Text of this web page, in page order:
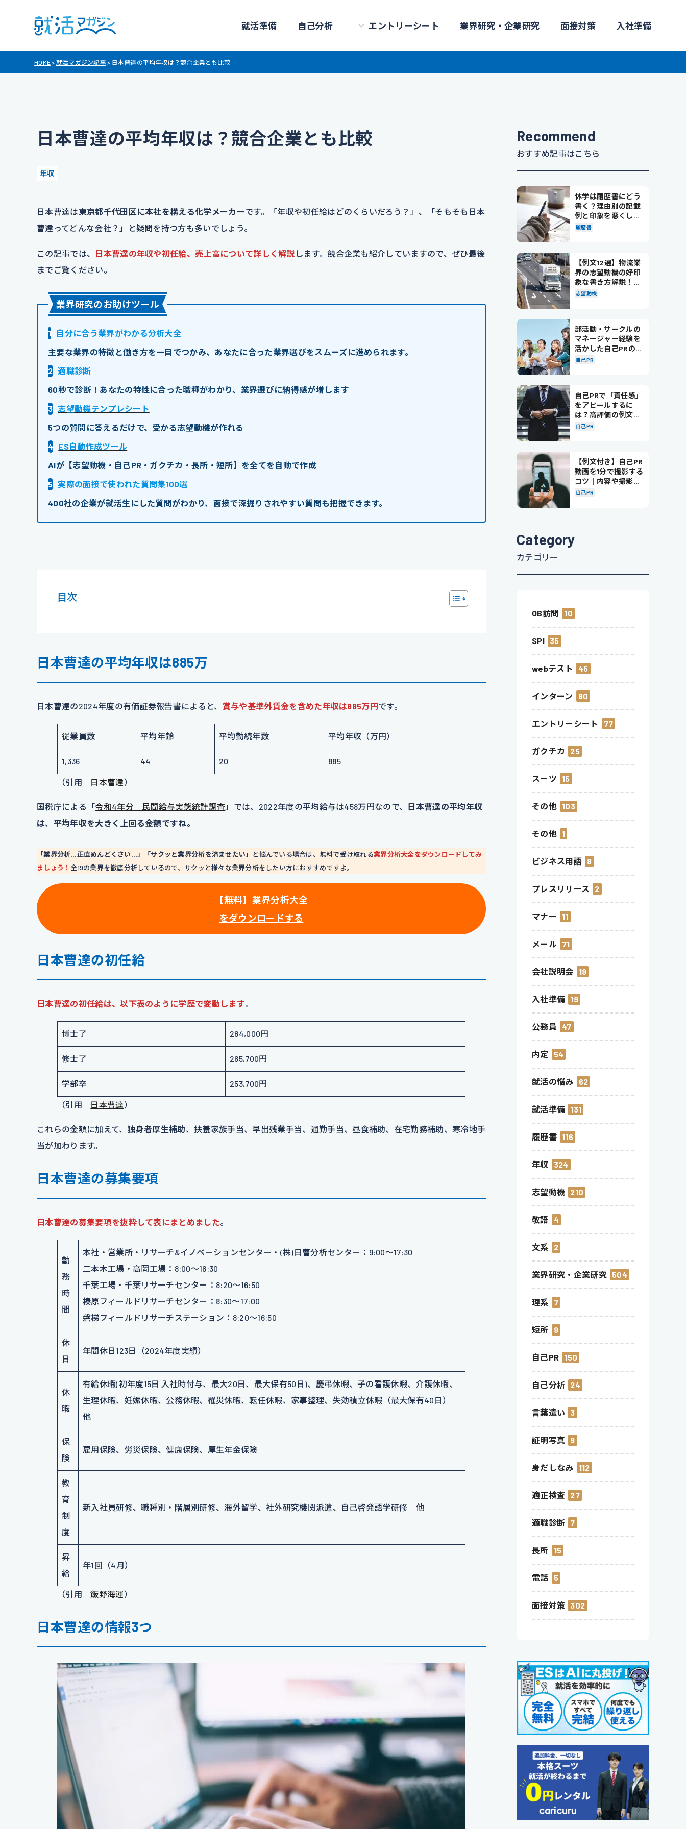
就活準備 自己分析 エントリーシート 業界研究・企業研究 面接対策 入社準備
HOME> 就活マガジン記事 > 日本曹達の平均年収は？競合企業とも比較
日本曹達の平均年収は？競合企業とも比較
年収
日本曹達は東京都千代田区に本社を構える化学メーカーです。「年収や初任給はどのくらいだろう？」、「そもそも日本
曹達ってどんな会社？」と疑問を持つ方も多いでしょう。
この記事では、 日本曹達の年収や初任給、売上高について詳しく解説 します。競合企業も紹介していますので、ぜひ最後
までご覧ください。
業界研究のお助けツール
1
自分に合う業界がわかる分析大全
主要な業界の特徴と働き方を一目でつかみ、あなたに合った業界選びをスムーズに進められます。
2 適職診断
60秒で診断！あなたの特性に合った職種がわかり、業界選びに納得感が増します
3 志望動機テンプレシート
5つの質問に答えるだけで、受かる志望動機が作れる
4
ES自動作成ツール
AIが【志望動機・自己PR・ガクチカ・長所・短所】を全てを自動で作成
5 実際の面接で使われた質問集100選
400社の企業が就活生にした質問がわかり、面接で深掘りされやすい質問も把握できます。
目次
日本曹達の平均年収は885万
日本曹達の2024年度の有価証券報告書によると、 賞与や基準外賃金を含めた年収は885万円です。
従業員数 平均年齢 平均勤続年数 平均年収（万円）
1,336 44 20 885
（引用 日本曹達）
国税庁による「令和4年分 民間給与実態統計調査 」では、2022年度の平均給与は458万円なので、 日本曹達の平均年収
は、平均年収を大きく上回る金額ですね。
「業界分析…正直めんどくさい…」「サクッと業界分析を済ませたい」 と悩んでいる場合は、無料で受け取れる業界分析大全をダウンロードしてみ
ましょう！全19の業界を徹底分析しているので、サクッと様々な業界分析をしたい方におすすめですよ。
【無料】業界分析大全
をダウンロードする
日本曹達の初任給
日本曹達の初任給は、以下表のように学歴で変動します。
博士了 284,000円
修士了 265,700円
学部卒 253,700円
（引用 日本曹達）
これらの金額に加えて、 独身者厚生補助、扶養家族手当、早出残業手当、通勤手当、昼食補助、在宅勤務補助、寒冷地手
当が加わります。
日本曹達の募集要項
日本曹達の募集要項を抜粋して表にまとめました。
勤
務
時
間
本社・営業所・リサーチ&イノベーションセンター・(株)日曹分析センター：9:00〜17:30
二本木工場・高岡工場：8:00〜16:30
千葉工場・千葉リサーチセンター：8:20〜16:50
榛原フィールドリサーチセンター：8:30〜17:00
磐梯フィールドリサーチステーション：8:20〜16:50
休
日
年間休日123日（2024年度実績）
休
暇
有給休暇(初年度15日 入社時付与、最大20日、最大保有50日)、慶弔休暇、子の看護休暇、介護休暇、
生理休暇、妊娠休暇、公務休暇、罹災休暇、転任休暇、家事整理、失効積立休暇（最大保有40日）
他
保
険
雇用保険、労災保険、健康保険、厚生年金保険
教
育
制
度
新入社員研修、職種別・階層別研修、海外留学、社外研究機関派遣、自己啓発語学研修 他
昇
給
年1回（4月）
（引用飯野海運）
日本曹達の情報3つ
Recommend
おすすめ記事はこちら
休学は履歴書にどう
書く？理由別の記載
例と印象を悪くしな
い書き方を解説
履歴書
【例文12選】物流業
界の志望動機の好印
象な書き方解説！パ
ターン別の例文も紹
志望動機
部活動・サークルの
マネージャー経験を
活かした自己PRの書
き方を徹底解説！
自己PR
自己PRで「責任感」
をアピールするに
は？高評価の例文も
紹介！
自己PR
【例文付き】自己PR
動画を1分で撮影する
コツ｜内容や撮影の
ポイントも解説
自己PR
Category
カテゴリー
OB訪問 10
SPI 35
webテスト 45
インターン 80
エントリーシート 77
ガクチカ 25
スーツ 15
その他 103
その他 1
ビジネス用語 8
プレスリリース 2
マナー 11
メール 71
会社説明会 19
入社準備 19
公務員 47
内定 54
就活の悩み 62
就活準備 131
履歴書 116
年収 324
志望動機 210
敬語 4
文系 2
業界研究・企業研究 504
理系 7
短所 9
自己PR 150
自己分析 24
言葉遣い 3
証明写真 9
身だしなみ 112
適正検査 27
適職診断 7
長所 15
電話 5
面接対策 302